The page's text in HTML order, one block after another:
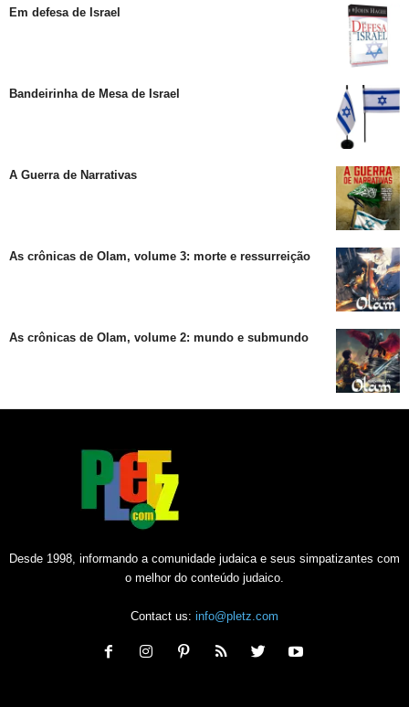
Em defesa de Israel
Bandeirinha de Mesa de Israel
A Guerra de Narrativas
As crônicas de Olam, volume 3: morte e ressurreição
As crônicas de Olam, volume 2: mundo e submundo
Desde 1998, informando a comunidade judaica e seus simpatizantes com
o melhor do conteúdo judaico.
Contact us: info@pletz.com